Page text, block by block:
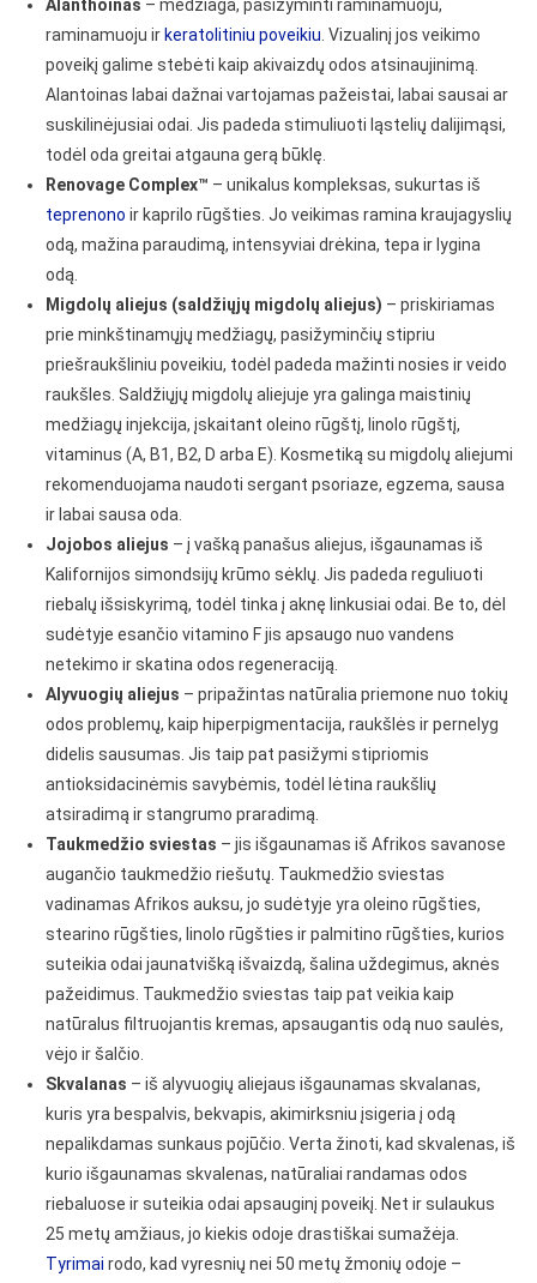
Alanthoinas – medžiaga, pasižyminti raminamuoju,
raminamuoju ir keratolitiniu poveikiu . Vizualinį jos veikimo
poveikį galime stebėti kaip akivaizdų odos atsinaujinimą.
Alantoinas labai dažnai vartojamas pažeistai, labai sausai ar
suskilinėjusiai odai. Jis padeda stimuliuoti ląstelių dalijimąsi,
todėl oda greitai atgauna gerą būklę.
Renovage Complex™ – unikalus kompleksas, sukurtas iš
teprenono ir kaprilo rūgšties. Jo veikimas ramina kraujagyslių
odą, mažina paraudimą, intensyviai drėkina, tepa ir lygina
odą.
Migdolų aliejus (saldžiųjų migdolų aliejus) – priskiriamas
prie minkštinamųjų medžiagų, pasižyminčių stipriu
priešraukšliniu poveikiu, todėl padeda mažinti nosies ir veido
raukšles. Saldžiųjų migdolų aliejuje yra galinga maistinių
medžiagų injekcija, įskaitant oleino rūgštį, linolo rūgštį,
vitaminus (A, B1, B2, D arba E). Kosmetiką su migdolų aliejumi
rekomenduojama naudoti sergant psoriaze, egzema, sausa
ir labai sausa oda.
Jojobos aliejus – į vašką panašus aliejus, išgaunamas iš
Kalifornijos simondsijų krūmo sėklų. Jis padeda reguliuoti
riebalų išsiskyrimą, todėl tinka į aknę linkusiai odai. Be to, dėl
sudėtyje esančio vitamino F jis apsaugo nuo vandens
netekimo ir skatina odos regeneraciją.
Alyvuogių aliejus – pripažintas natūralia priemone nuo tokių
odos problemų, kaip hiperpigmentacija, raukšlės ir pernelyg
didelis sausumas. Jis taip pat pasižymi stipriomis
antioksidacinėmis savybėmis, todėl lėtina raukšlių
atsiradimą ir stangrumo praradimą.
Taukmedžio sviestas – jis išgaunamas iš Afrikos savanose
augančio taukmedžio riešutų. Taukmedžio sviestas
vadinamas Afrikos auksu, jo sudėtyje yra oleino rūgšties,
stearino rūgšties, linolo rūgšties ir palmitino rūgšties, kurios
suteikia odai jaunatvišką išvaizdą, šalina uždegimus, aknės
pažeidimus. Taukmedžio sviestas taip pat veikia kaip
natūralus filtruojantis kremas, apsaugantis odą nuo saulės,
vėjo ir šalčio.
Skvalanas – iš alyvuogių aliejaus išgaunamas skvalanas,
kuris yra bespalvis, bekvapis, akimirksniu įsigeria į odą
nepalikdamas sunkaus pojūčio. Verta žinoti, kad skvalenas, iš
kurio išgaunamas skvalenas, natūraliai randamas odos
riebaluose ir suteikia odai apsauginį poveikį. Net ir sulaukus
25 metų amžiaus, jo kiekis odoje drastiškai sumažėja.
Tyrimai rodo, kad vyresnių nei 50 metų žmonių odoje –